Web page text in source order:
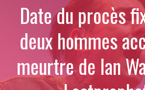
Date du procès
deux hommes
meurtre de Ian